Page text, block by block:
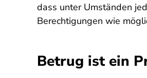
dass unter Umständen
Berechtigungen wie
Betrug ist ein